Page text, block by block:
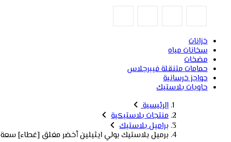
خزانات
سخانات مياه
مضخات
حمامات متنقلة فيبرجلاس
حواجز خرسانية
حاويات بلاستيك
الرئيسية
منتجات بلاستيكية
براميل بلاستيك
برميل بلاستيك بولي ايثيلين أخضر مغلق [غطاء] سعة 170 لتر